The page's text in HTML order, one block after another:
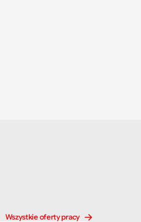
Wszystkie oferty pracy